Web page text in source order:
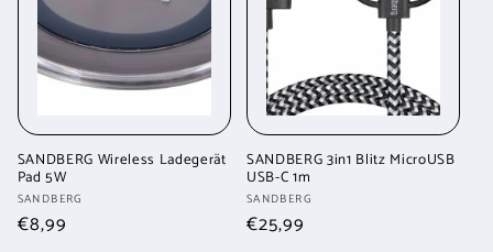
SANDBERG Wireless Ladegerät
Pad 5W
Anbieter:
SANDBERG
Normaler
€8,99
SANDBERG 3in1 Blitz MicroUSB
USB-C 1m
Anbieter:
SANDBERG
Normaler
€25,99